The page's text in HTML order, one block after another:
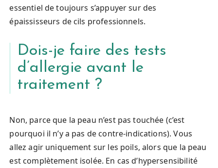
essentiel de toujours s’appuyer sur des
épaississeurs de cils professionnels.
Dois-je faire des tests
d’allergie avant le
traitement ?
Non, parce que la peau n’est pas touchée (c’est
pourquoi il n’y a pas de contre-indications). Vous
allez agir uniquement sur les poils, alors que la peau
est complètement isolée. En cas d’hypersensibilité